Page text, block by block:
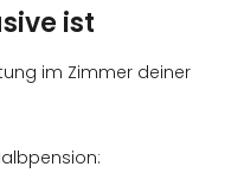
ist
im Zimmer deiner